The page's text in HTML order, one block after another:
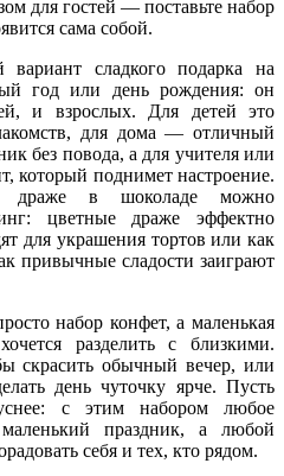
для гостей — поставьте набор
сама собой.
сладкого подарка на
год или день рождения: он
и взрослых. Для детей это
для дома — отличный
без повода, а для учителя или
который поднимет настроение.
драже в шоколаде можно
цветные драже эффектно
для украшения тортов или как
привычные сладости заиграют
набор конфет, а маленькая
разделить с близкими.
скрасить обычный вечер, или
день чуточку ярче. Пусть
с этим набором любое
праздник, а любой
себя и тех, кто рядом.